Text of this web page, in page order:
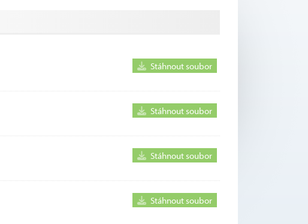
Stáhnout soubor
Stáhnout soubor
Stáhnout soubor
Stáhnout soubor